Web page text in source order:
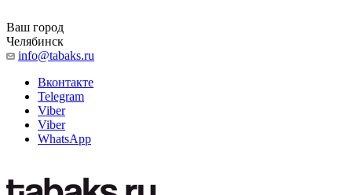
Ваш город
Челябинск
info@tabaks.ru
Вконтакте
Telegram
Viber
Viber
WhatsApp